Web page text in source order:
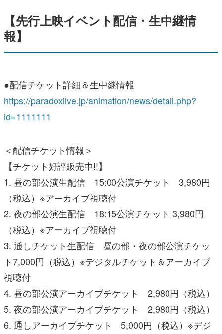
【先行上映イベント配信・生中継情
報】
●配信チケット詳細＆生中継情報
https://paradoxlive.jp/animation/news/detail.php?
id=1111111
＜配信チケット情報＞
【チケット好評販売中!!】
1. 昼の部公演生配信 15:00公演チケット 3,980円
（税込）※アーカイブ視聴付
2. 夜の部公演生配信 18:15公演チケット 3,980円
（税込）※アーカイブ視聴付
3. 通しチケット生配信 昼の部・夜の部公演チケッ
ト7,000円（税込）※デジタルチケット＆アーカイブ
視聴付
4. 昼の部公演アーカイブチケット 2,980円（税込）
5. 夜の部公演アーカイブチケット 2,980円（税込）
6. 通しアーカイブチケット 5,000円（税込）※デジ